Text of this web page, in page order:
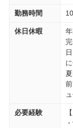
勤務時間
休日休暇
必要経験